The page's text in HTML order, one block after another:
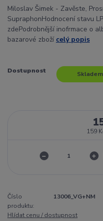
Miloslav Šimek - Zavěste,
SupraphonHodnocení stavu
zdePodrobnější inofrmace o
bazarové zboží celý popis
Dostupnost Skladem
159
Číslo
produktu:
13006_VG+NM
Hlídat cenu / dostupnost